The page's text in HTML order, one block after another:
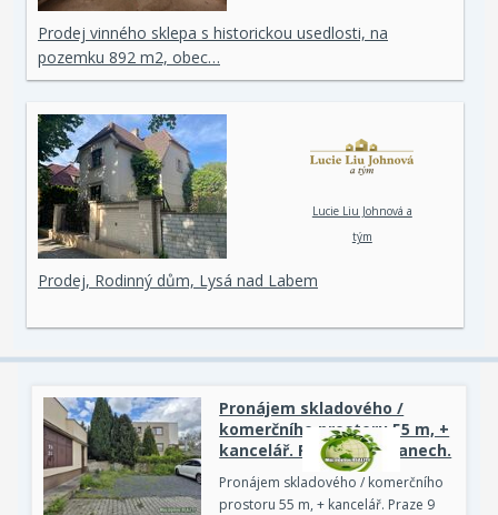
Prodej vinného sklepa s historickou usedlosti, na
pozemku 892 m2, obec…
Lucie Liu Johnová a
tým
Prodej, Rodinný dům, Lysá nad Labem
Pronájem skladového /
komerčního prostoru 55 m, +
kancelář. Praze 9 Letňanech.
Pronájem skladového / komerčního
prostoru 55 m, + kancelář. Praze 9